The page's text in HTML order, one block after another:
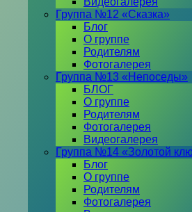
Группа №12 «Сказка»
Блог
О группе
Родителям
Фотогалерея
Группа №13 «Непоседы»
БЛОГ
О группе
Родителям
Фотогалерея
Видеогалерея
Группа №14 «Золотой
Блог
О группе
Родителям
Фотогалерея